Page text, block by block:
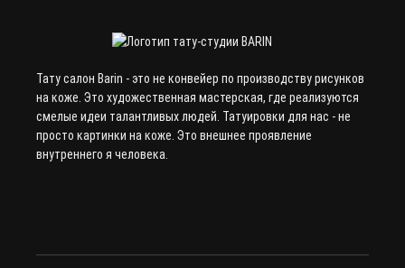
Тату салон Barin - это не конвейер по производству рисунков
на коже. Это художественная мастерская, где реализуются
смелые идеи талантливых людей. Татуировки для нас - не
просто картинки на коже. Это внешнее проявление
внутреннего я человека.